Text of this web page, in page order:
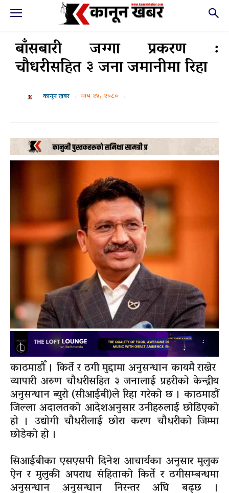
बाँसबारी जग्गा प्रकरण :
चौधरीसहित ३ जना जमानीमा रिहा
कानून खबर माघ २४, २०८०
काठमाडौँ । किर्ते र ठगी मुद्दामा अनुसन्धान कायमै राखेर
व्यापारी अरुण चौधरीसहित ३ जनालाई प्रहरीको केन्द्रीय
अनुसन्धान ब्युरो (सीआईबी)ले रिहा गरेको छ । काठमाडौं
जिल्ला अदालतको आदेशअनुसार उनीहरुलाई छोडिएको
हो । उद्योगी चौधरीलाई छोरा करण चौधरीको जिम्मा
छोडेको हो ।
सिआईबीका एसएसपी दिनेश आचार्यका अनुसार मुलुक
ऐन र मुलुकी अपराध संहिताको किर्ते र ठगीसम्बन्धमा
अनुसन्धान अनुसन्धान निरन्तर अघि बढ्छ ।